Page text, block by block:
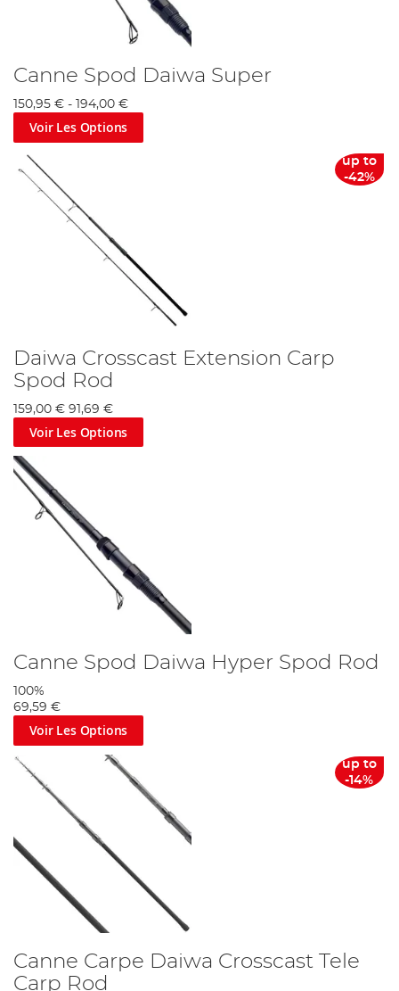
Canne Spod Daiwa Super
150,95 € - 194,00 €
Voir Les Options
up to
-42%
Daiwa Crosscast Extension Carp
Spod Rod
159,00 € 91,69 €
Voir Les Options
Canne Spod Daiwa Hyper Spod Rod
100%
69,59 €
Voir Les Options
up to
-14%
Canne Carpe Daiwa Crosscast Tele
Carp Rod